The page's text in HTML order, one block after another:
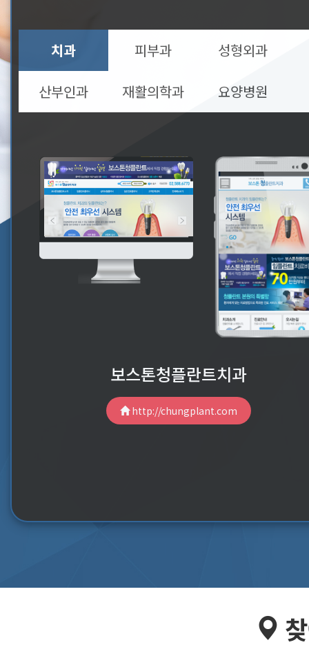
치과 피부과 성형외과
산부인과 재활의학과 요양병원
보스톤청플란트치과
http://chungplant.com